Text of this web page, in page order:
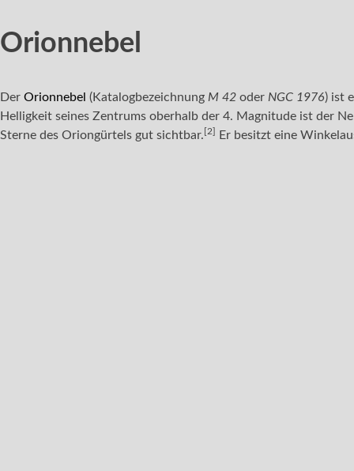
Orionnebel
Der Orionnebel (Katalogbezeichnung M 42 oder NGC 1976) ist
Helligkeit seines Zentrums oberhalb der 4. Magnitude ist der
Sterne des Oriongürtels gut sichtbar. [2] Er besitzt eine